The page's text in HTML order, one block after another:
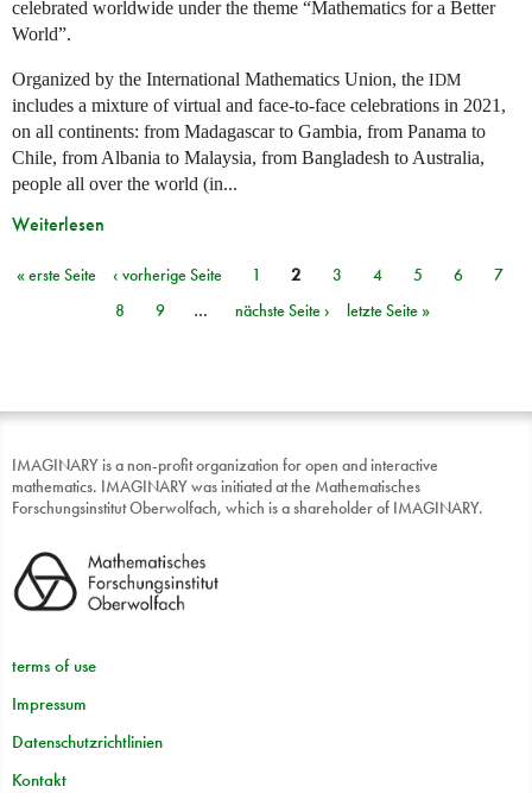
celebrated worldwide under the theme “Mathematics for a Better
World”.
Organized by the International Mathematics Union, the IDM
includes a mixture of virtual and face-to-face celebrations in 2021,
on all continents: from Madagascar to Gambia, from Panama to
Chile, from Albania to Malaysia, from Bangladesh to Australia,
people all over the world (in...
Weiterlesen
Seiten
« erste Seite ‹ vorherige Seite 1 2 3 4 5 6
7
8
9 … nächste Seite › letzte Seite »
IMAGINARY is a non-profit organization for open and interactive
mathematics. IMAGINARY was initiated at the Mathematisches
Forschungsinstitut Oberwolfach, which is a shareholder of IMAGINARY.
terms of use
Impressum
Datenschutzrichtlinien
Kontakt